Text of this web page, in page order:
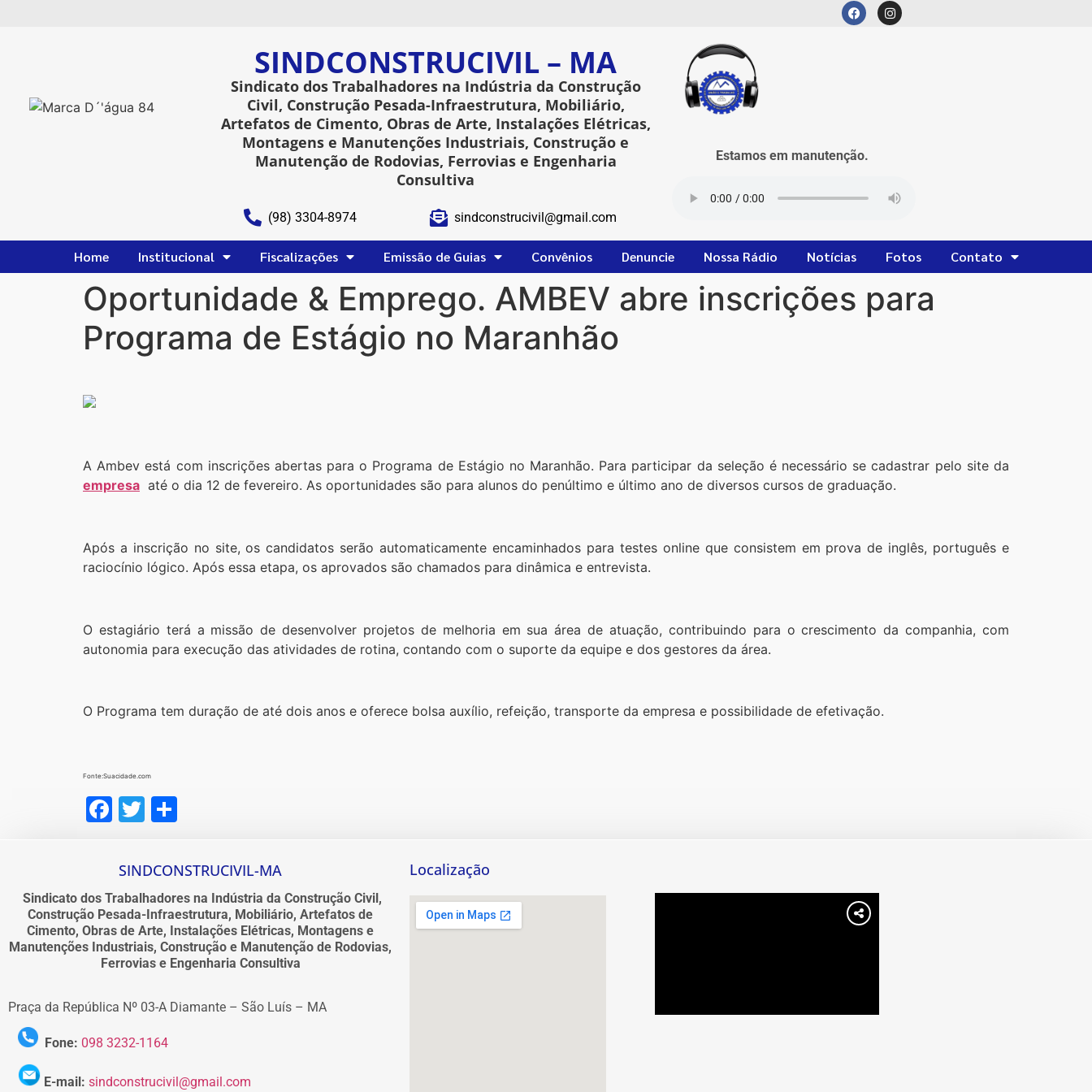
SINDCONSTRUCIVIL – MA
Sindicato dos Trabalhadores na Indústria da Construção
Civil, Construção Pesada-Infraestrutura, Mobiliário,
Artefatos de Cimento, Obras de Arte, Instalações Elétricas,
Montagens e Manutenções Industriais, Construção e
Manutenção de Rodovias, Ferrovias e Engenharia
Consultiva
(98) 3304-8974 sindconstrucivil@gmail.com
Estamos em manutenção.
Home Institucional Fiscalizações Emissão de Guias Convênios Denuncie Nossa Rádio Notícias Fotos Contato
Oportunidade & Emprego. AMBEV abre inscrições para
Programa de Estágio no Maranhão
A Ambev está com inscrições abertas para o Programa de Estágio no Maranhão. Para participar da seleção é necessário se cadastrar pelo site da
empresa até o dia 12 de fevereiro. As oportunidades são para alunos do penúltimo e último ano de diversos cursos de graduação.
Após a inscrição no site, os candidatos serão automaticamente encaminhados para testes online que consistem em prova de inglês, português e
raciocínio lógico. Após essa etapa, os aprovados são chamados para dinâmica e entrevista.
O estagiário terá a missão de desenvolver projetos de melhoria em sua área de atuação, contribuindo para o crescimento da companhia, com
autonomia para execução das atividades de rotina, contando com o suporte da equipe e dos gestores da área.
O Programa tem duração de até dois anos e oferece bolsa auxílio, refeição, transporte da empresa e possibilidade de efetivação.
Fonte:Suacidade.com
Facebook
Twitter
SINDCONSTRUCIVIL-MA
Sindicato dos Trabalhadores na Indústria da Construção Civil,
Construção Pesada-Infraestrutura, Mobiliário, Artefatos de
Cimento, Obras de Arte, Instalações Elétricas, Montagens e
Manutenções Industriais, Construção e Manutenção de Rodovias,
Ferrovias e Engenharia Consultiva
Praça da República Nº 03-A Diamante – São Luís – MA
Fone: 098 3232-1164
E-mail: sindconstrucivil@gmail.com
Localização